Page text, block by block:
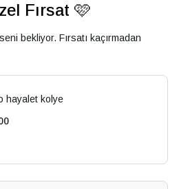
Fırsat 🩷
bekliyor. Fırsatı kaçırmadan
hayalet kolye